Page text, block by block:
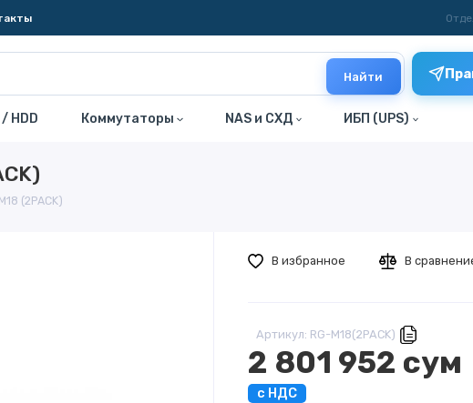
Найти
HDD Коммутаторы NAS и СХД ИБП (UPS)
(2PACK)
Артикул: RG-M18(2PACK)
2 801 952 сум
с НДС
В избранное В